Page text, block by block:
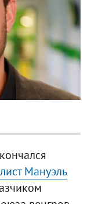
Мануэль